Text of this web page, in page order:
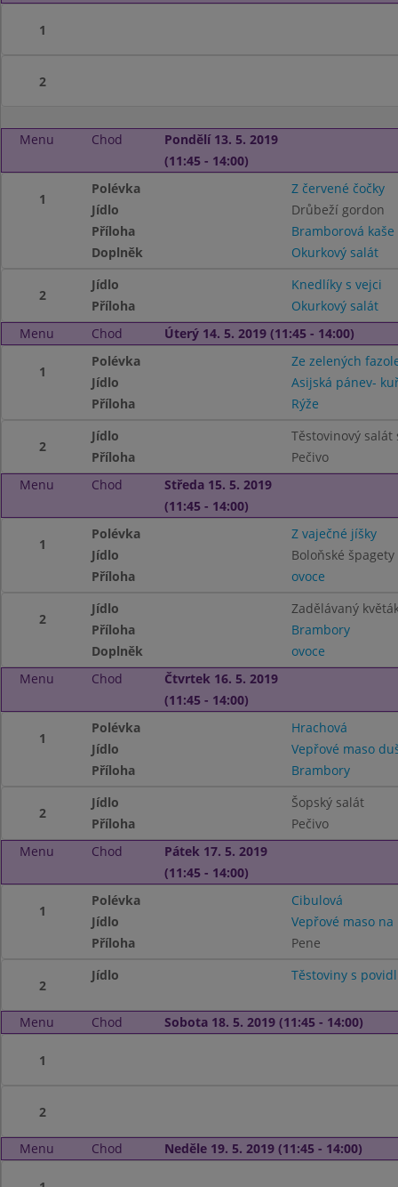
1
2
Menu Chod
Pondělí 13. 5. 2019
(11:45 - 14:00)
1
Polévka
Z červené čočky
Jídlo
Drůbeží gordon
Příloha
Bramborová kaše
Doplněk
Okurkový salát
2
Jídlo
Knedlíky s vejci
Příloha
Okurkový salát
Menu
Chod Úterý 14. 5. 2019 (11:45 - 14:00)
1
Polévka
Ze zelených
Jídlo
Asijská pánev-
Příloha
Rýže
2
Jídlo
Těstovinový salát
Příloha
Pečivo
Menu
Chod
Středa 15. 5. 2019
(11:45 - 14:00)
1
Polévka
Z vaječné jíšky
Jídlo
Boloňské špagety
Příloha
ovoce
2
Jídlo
Zadělávaný
Příloha
Brambory
Doplněk
ovoce
Menu
Chod
Čtvrtek 16. 5. 2019
(11:45 - 14:00)
1
Polévka
Hrachová
Jídlo
Vepřové maso
Příloha
Brambory
2
Jídlo
Šopský salát
Příloha
Pečivo
Menu
Chod
Pátek 17. 5. 2019
(11:45 - 14:00)
1
Polévka
Cibulová
Jídlo
Vepřové maso
Příloha
Pene
2
Jídlo Těstoviny s
Menu Chod Sobota 18. 5. 2019 (11:45 - 14:00)
1
2
Menu Chod Neděle 19. 5. 2019 (11:45 - 14:00)